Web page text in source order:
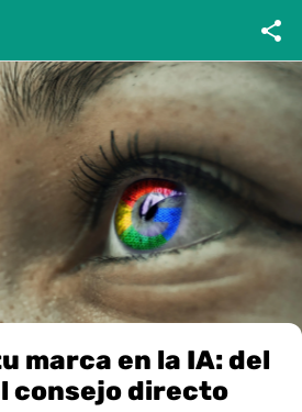
marca en la IA: del
consejo directo